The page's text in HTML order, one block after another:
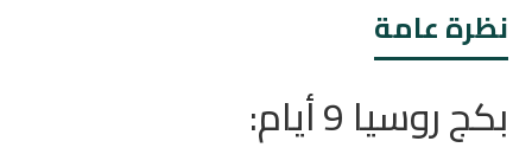
نظرة عامة
بكج روسيا 9 أيام: